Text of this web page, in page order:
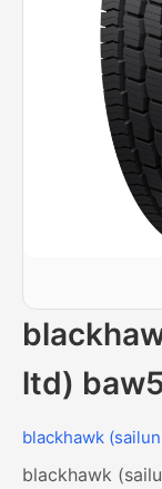
ltd)
blackhawk
blackhawk